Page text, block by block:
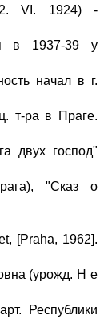
VI. 1924) -
в 1937-39 у
начал в г.
т-ра в Праге.
двух господ"
"Сказ о
[Praha, 1962].
(урожд. Н е
Республики